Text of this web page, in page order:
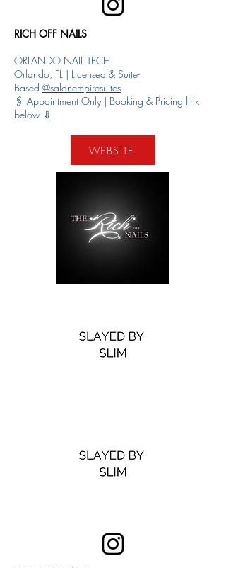
RICH OFF NAILS
ORLANDO NAIL TECH
Orlando, FL | Licensed & Suite-
Based @salonempiresuites
🖇️ Appointment Only | Booking & Pricing link
below ⇩
WEBSITE